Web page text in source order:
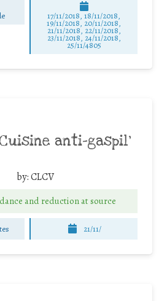
17/11/2018, 18/11/2018,
19/11/2018, 20/11/2018,
21/11/2018, 22/11/2018,
23/11/2018, 24/11/2018,
25/11/4805
anti-gaspil’
by:CLCV
and reduction at source
21/11/